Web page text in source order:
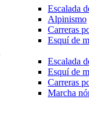
Escalada
Alpinismo
Carreras
Esquí de
Escalada
Esquí de
Carreras
Marcha